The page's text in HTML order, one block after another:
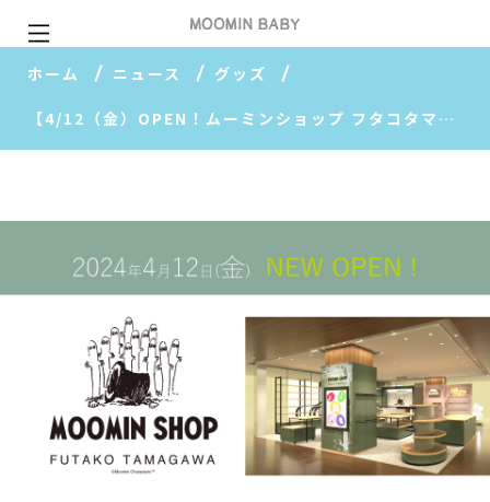
ホーム ニュース グッズ
【4/12（金）OPEN！ムーミンショップ フタコタマガワ 最新情報】先行販売品を大公開！限定品やノベルティの追加情報も